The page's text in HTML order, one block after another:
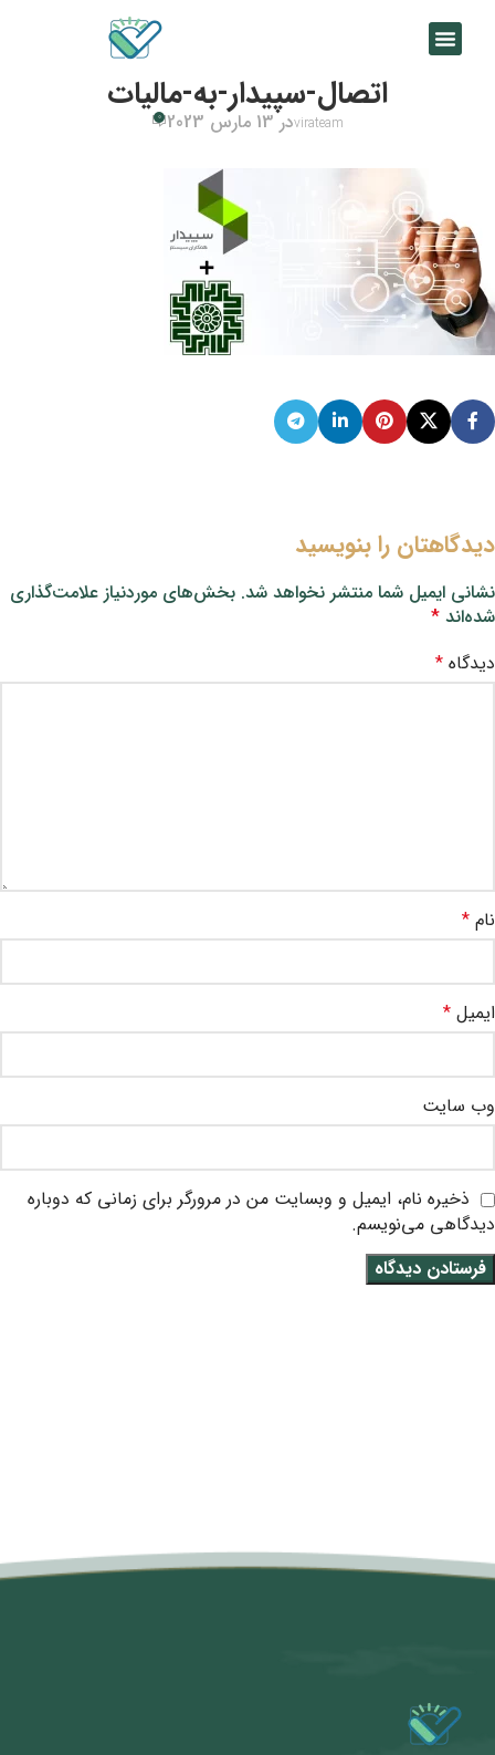
اتصال-سپیدار-به-مالیات
virateamدر 13 مارس 2023 0
دیدگاهتان را بنویسید
نشانی ایمیل شما منتشر نخواهد شد. بخش‌های موردنیاز علامت‌گذاری
شده‌اند *
دیدگاه *
نام *
ایمیل *
وب‌ سایت
ذخیره نام، ایمیل و وبسایت من در مرورگر برای زمانی که دوباره
دیدگاهی می‌نویسم.
متن سربرگ خود را وارد کنید